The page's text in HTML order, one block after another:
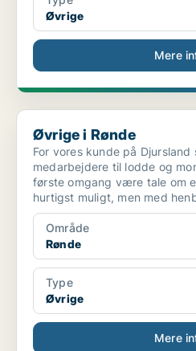
Øvrige
Mere
Øvrige i Rønde
Øvrige i Rønde
For vores kunde på
medarbejdere til lodde og
første omgang være tale om
hurtigst muligt, men med
Område
Rønde
Type
Øvrige
Mere